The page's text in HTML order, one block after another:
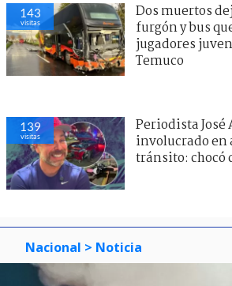
143
visitas
Dos muertos
furgón y bus
jugadores
Temuco
139
visitas
Periodista
involucrado en
tránsito: chocó
Nacional > Noticia